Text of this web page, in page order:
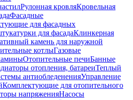
Рулонная кровляКровельная
Фасадные
для фасадных
для фасадаКлинкерная
камень для наружной
котлыГазовые
Отопительные печиБанные
отопления, батареиТеплый
антиобледененияУправление
Комплектующие для отопительного
напряженияНасосы